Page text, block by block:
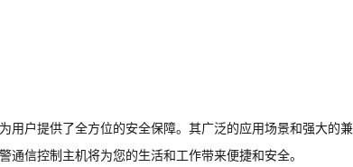
用户提供了全方位的安全保障。其广泛的应用场景和强大的
信控制主机将为您的生活和工作带来便捷和安全。